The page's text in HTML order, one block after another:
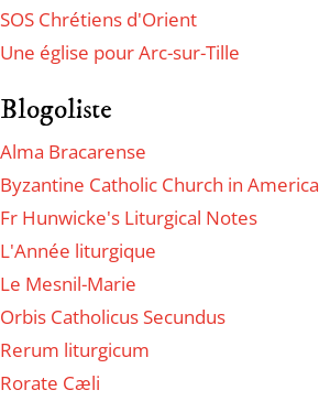
SOS Chrétiens d'Orient
Une église pour Arc-sur-Tille
Blogoliste
Alma Bracarense
Byzantine Catholic Church in America
Fr Hunwicke's Liturgical Notes
L'Année liturgique
Le Mesnil-Marie
Orbis Catholicus Secundus
Rerum liturgicum
Rorate Cæli